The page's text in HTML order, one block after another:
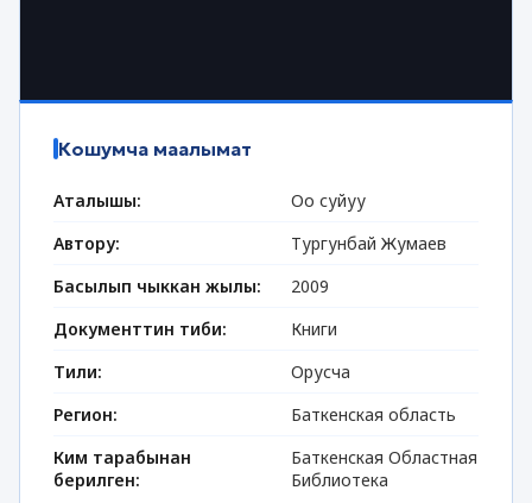
Кошумча маалымат
Аталышы:
Оо суйуу
Автору:
Тургунбай Жумаев
Басылып чыккан жылы:
2009
Документтин тиби:
Книги
Тили:
Орусча
Регион:
Баткенская область
Ким тарабынан
берилген:
Баткенская Областная
Библиотека